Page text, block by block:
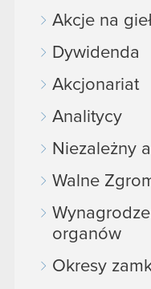
Akcje na
Dywidenda
Akcjonariat
Analitycy
Niezależny
Walne
organów
Okresy